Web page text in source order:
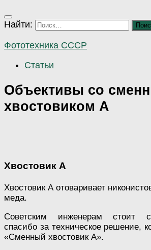
Найти:
Фототехника СССР
Статьи
Объективы со
хвостовиком А
Хвостовик А
Хвостовик А отоваривает
меда.
Советским инженерам стоит
спасибо за техническое решение,
«Сменный хвостовик А».